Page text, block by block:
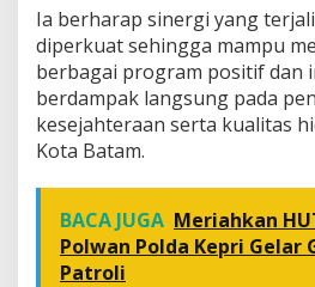
Ia berharap sinergi yang
diperkuat sehingga mampu
berbagai program positif dan
berdampak langsung pada
kesejahteraan serta kualitas
Kota Batam.
BACA JUGA Meriahkan
Polwan Polda Kepri Gelar
Patroli